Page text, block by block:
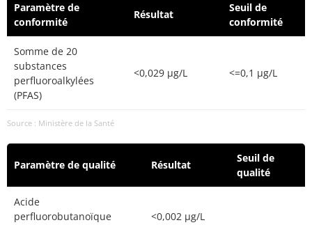
Paramètre de
conformité
Résultat
Seuil de
conformité
Somme de 20
substances
perfluoroalkylées
(PFAS)
<0,029 µg/L <=0,1 µg/L
Source : Ministère de la Santé
Paramètre de qualité Résultat
Seuil de
qualité
Acide
perfluorobutanoïque
<0,002 µg/L